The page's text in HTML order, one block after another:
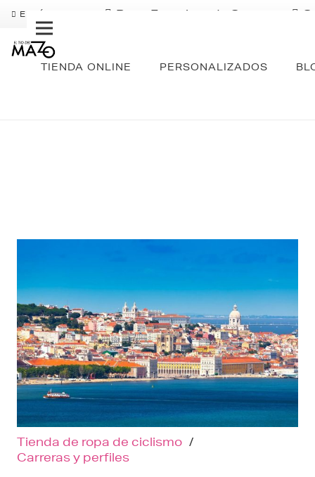
ENVÍO GRATIS Pago Fraccionado Sequra
TIENDA ONLINE PERSONALIZADOS
Tienda de ropa de ciclismo /
Carreras y perfiles